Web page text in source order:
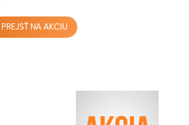
PREJSŤ NA AKCIU